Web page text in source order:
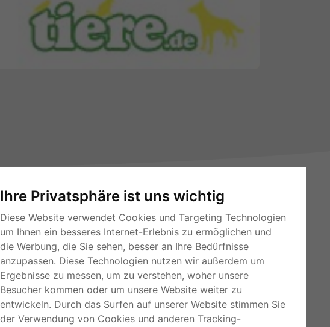
Ihre Privatsphäre ist uns wichtig
Diese Website verwendet Cookies und Targeting Technologien
um Ihnen ein besseres Internet-Erlebnis zu ermöglichen und
die Werbung, die Sie sehen, besser an Ihre Bedürfnisse
anzupassen. Diese Technologien nutzen wir außerdem um
Ergebnisse zu messen, um zu verstehen, woher unsere
Besucher kommen oder um unsere Website weiter zu
entwickeln. Durch das Surfen auf unserer Website stimmen Sie
der Verwendung von Cookies und anderen Tracking-
AGB
Kontakt
Impressum
RSS-Feeds
Für Webmaster
Kleinanzeigen-Österreich